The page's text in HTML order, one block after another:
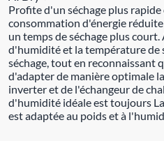
Profite d'un séchage plus
consommation d'énergie réduite
un temps de séchage plus
d'humidité et la température de
séchage, tout en reconnaissant
d'adapter de manière optimale
inverter et de l'échangeur de
d'humidité idéale est toujours
est adaptée au poids et à